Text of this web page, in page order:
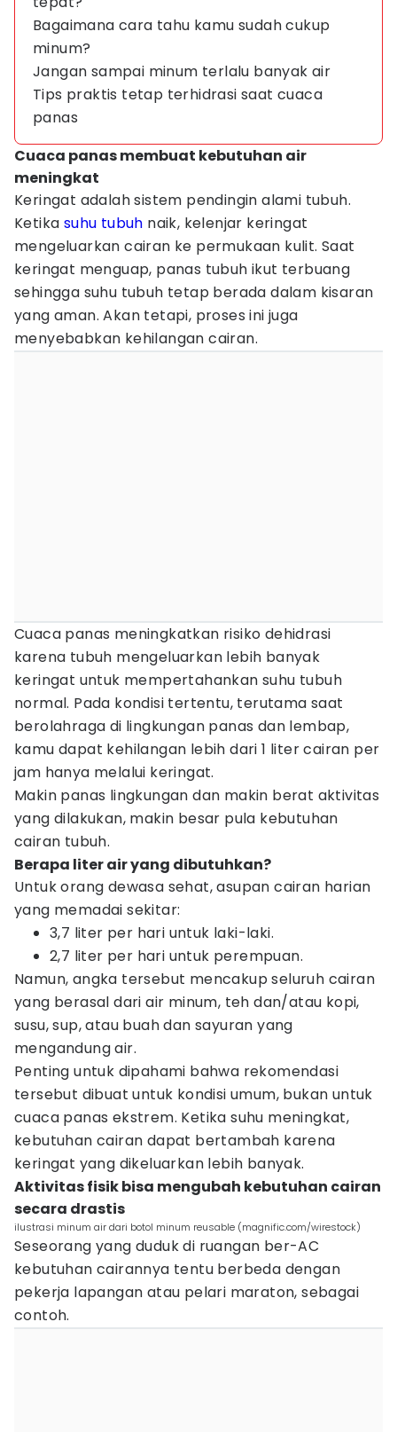
Bagaimana cara tahu kamu sudah cukup
minum?
Jangan sampai minum terlalu banyak air
Tips praktis tetap terhidrasi saat cuaca
panas
Cuaca panas membuat kebutuhan air
meningkat
Keringat adalah sistem pendingin alami tubuh.
Ketika suhu tubuh naik, kelenjar keringat
mengeluarkan cairan ke permukaan kulit. Saat
keringat menguap, panas tubuh ikut terbuang
sehingga suhu tubuh tetap berada dalam kisaran
yang aman. Akan tetapi, proses ini juga
menyebabkan kehilangan cairan.
Cuaca panas meningkatkan risiko dehidrasi
karena tubuh mengeluarkan lebih banyak
keringat untuk mempertahankan suhu tubuh
normal. Pada kondisi tertentu, terutama saat
berolahraga di lingkungan panas dan lembap,
kamu dapat kehilangan lebih dari 1 liter cairan per
jam hanya melalui keringat.
Makin panas lingkungan dan makin berat aktivitas
yang dilakukan, makin besar pula kebutuhan
cairan tubuh.
Berapa liter air yang dibutuhkan?
Untuk orang dewasa sehat, asupan cairan harian
yang memadai sekitar:
3,7 liter per hari untuk laki-laki.
2,7 liter per hari untuk perempuan.
Namun, angka tersebut mencakup seluruh cairan
yang berasal dari air minum, teh dan/atau kopi,
susu, sup, atau buah dan sayuran yang
mengandung air.
Penting untuk dipahami bahwa rekomendasi
tersebut dibuat untuk kondisi umum, bukan untuk
cuaca panas ekstrem. Ketika suhu meningkat,
kebutuhan cairan dapat bertambah karena
keringat yang dikeluarkan lebih banyak.
Aktivitas fisik bisa mengubah kebutuhan cairan
secara drastis
ilustrasi minum air dari botol minum reusable (magnific.com/wirestock)
Seseorang yang duduk di ruangan ber-AC
kebutuhan cairannya tentu berbeda dengan
pekerja lapangan atau pelari maraton, sebagai
contoh.